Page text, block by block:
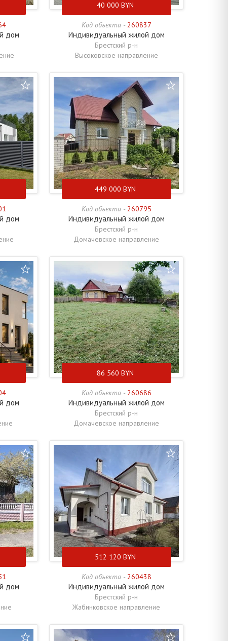
дом
40 000 BYN
Код объекта - 260837
Индивидуальный жилой дом
Брестский р-н
Высоковское направление
дом
449 000 BYN
Код объекта - 260795
Индивидуальный жилой дом
Брестский р-н
Домачевское направление
дом
86 560 BYN
Код объекта - 260686
Индивидуальный жилой дом
Брестский р-н
Домачевское направление
дом
512 120 BYN
Код объекта - 260438
Индивидуальный жилой дом
Брестский р-н
Жабинковское направление